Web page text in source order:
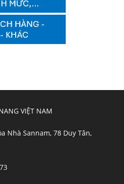
VIỆT NAM
Nhà Sannam, 78 Duy Tân,